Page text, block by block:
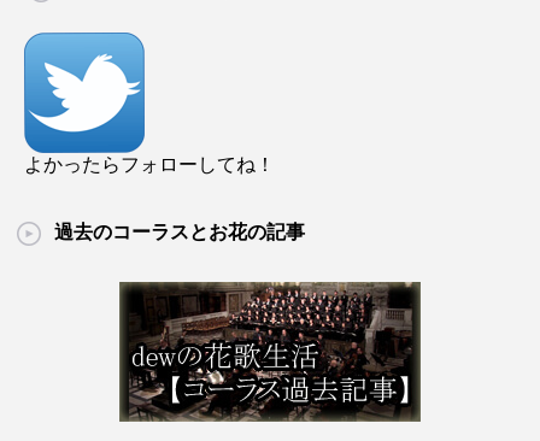
よかったらフォローしてね！
過去のコーラスとお花の記事